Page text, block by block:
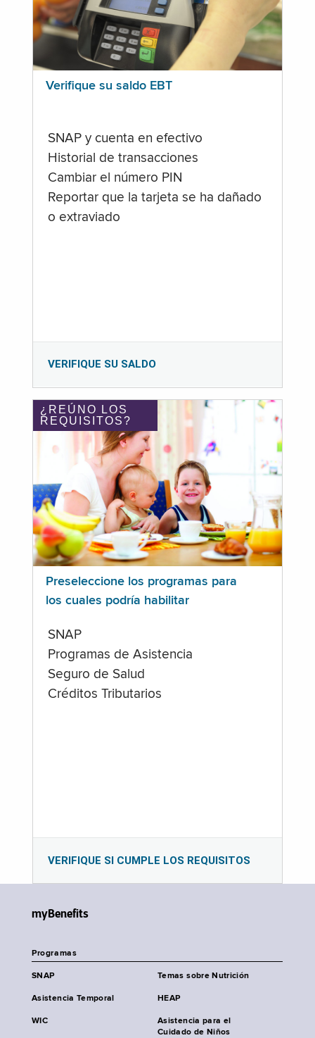
Verifique su saldo EBT
SNAP y cuenta en efectivo
Historial de transacciones
Cambiar el número PIN
Reportar que la tarjeta se ha dañado
o extraviado
VERIFIQUE SU SALDO
¿REÚNO LOS
REQUISITOS?
Preseleccione los programas para
los cuales podría habilitar
SNAP
Programas de Asistencia
Seguro de Salud
Créditos Tributarios
VERIFIQUE SI CUMPLE LOS REQUISITOS
myBenefits
Programas
SNAP Temas sobre Nutrición
Asistencia Temporal HEAP
WIC
Asistencia para el
Cuidado de Niños